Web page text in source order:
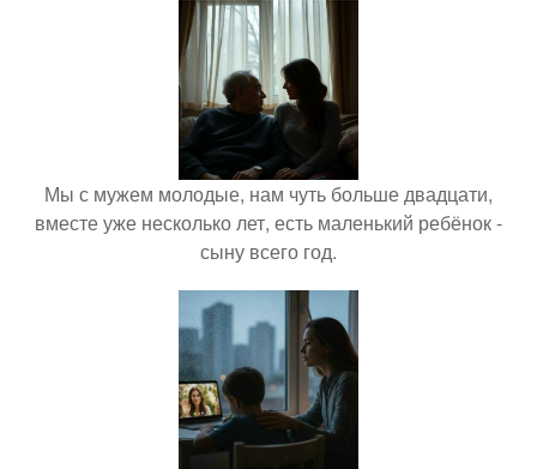
Мы с мужем молодые, нам чуть больше двадцати,
вместе уже несколько лет, есть маленький ребёнок -
сыну всего год.